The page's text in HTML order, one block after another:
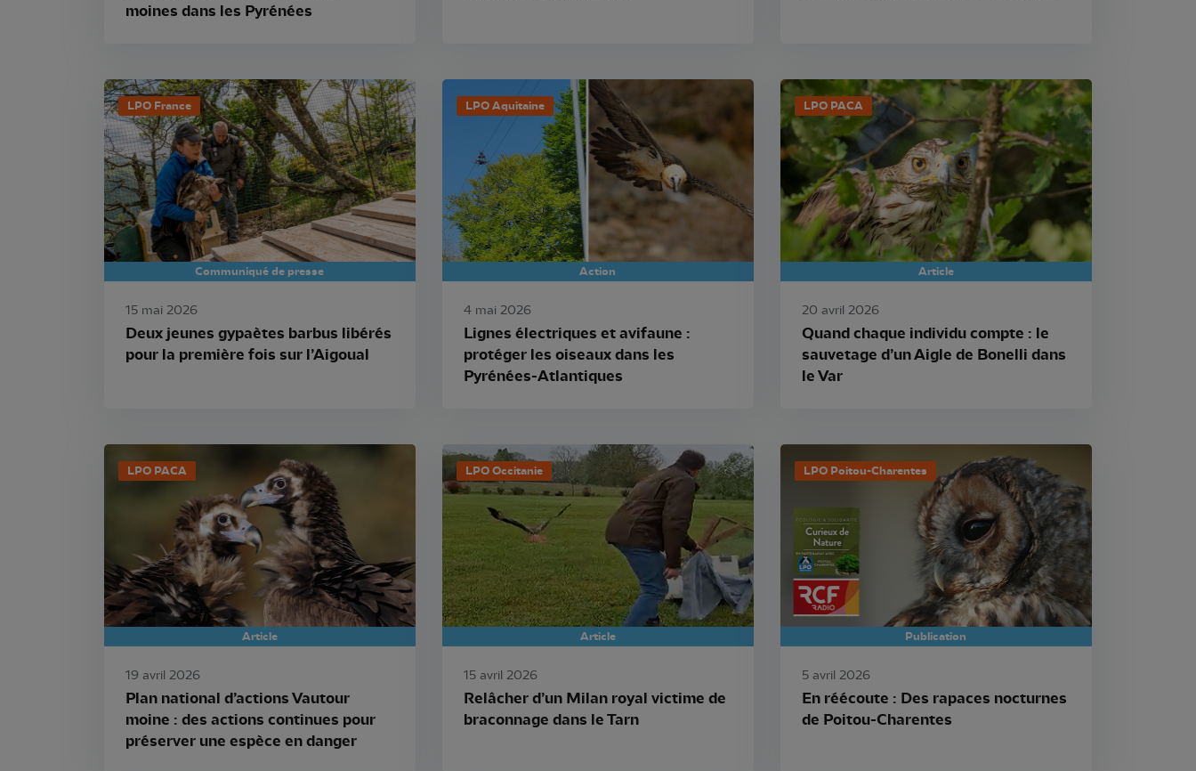
moines dans les Pyrénées
LPO France
Communiqué de presse
15 mai 2026
Deux jeunes gypaètes barbus libérés
pour la première fois sur l’Aigoual
LPO Aquitaine
Action
4 mai 2026
Lignes électriques et avifaune :
protéger les oiseaux dans les
Pyrénées-Atlantiques
LPO PACA
Article
20 avril 2026
Quand chaque individu compte : le
sauvetage d’un Aigle de Bonelli dans
le Var
LPO PACA
Article
19 avril 2026
Plan national d’actions Vautour
moine : des actions continues pour
préserver une espèce en danger
LPO Occitanie
Article
15 avril 2026
Relâcher d’un Milan royal victime de
braconnage dans le Tarn
LPO Poitou-Charentes
Publication
5 avril 2026
En réécoute : Des rapaces nocturnes
de Poitou-Charentes